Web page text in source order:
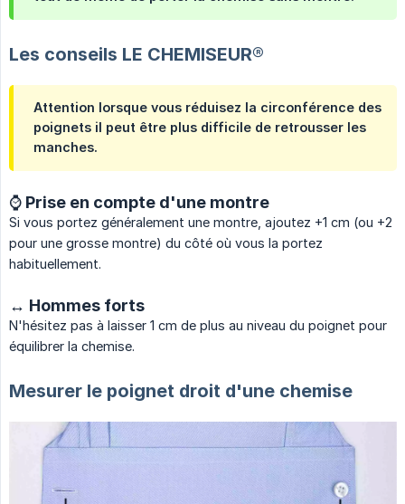
Les conseils LE CHEMISEUR®
Attention lorsque vous réduisez la circonférence des
poignets il peut être plus difficile de retrousser les
manches.
⌚️ Prise en compte d'une montre
Si vous portez généralement une montre, ajoutez +1 cm (ou +2
pour une grosse montre) du côté où vous la portez
habituellement.
↔️ Hommes forts
N'hésitez pas à laisser 1 cm de plus au niveau du poignet pour
équilibrer la chemise.
Mesurer le poignet droit d'une chemise